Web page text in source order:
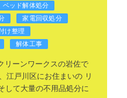
ベッド解体処分
家電回収処分
け整理
解体工事
リーンワークスの岩佐で
江戸川区にお住まいのリ
して大量の不用品処分に